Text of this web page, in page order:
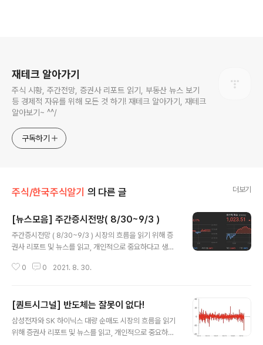
재테크 알아가기
주식 시황, 주간전망, 증권사 리포트 읽기, 부동산 뉴스 보기
등 경제적 자유를 위해 모든 것 하기! 재테크 알아가기, 재테크
알아보기~ ^^/
구독하기
주식/한국주식알기 의 다른 글 더보기
[뉴스모음] 주간증시전망( 8/30~9/3 )
주간증시전망 ( 8/30~9/3 ) 시장의 흐름을 읽기 위해 증
권사 리포트 및 뉴스를 읽고, 개인적으로 중요하다고 생각
책임은 투자자 본인에게 있다! 이번 주 코스피지수는 300
주요 이벤트 월초 주요 경제지표 발표(9/1~3) ISM 제조업
지수, 고용 지표 등 주요 경제지표가 주 후반에 발표될 예
정. 잭 슨홀 미팅이 종료되고 9월말에 FOMC를 앞두고 있
0 0 2021. 8. 30.
[퀀트시그널] 반도체는 잘못이 없다!
삼성전자와 SK 하이닉스 대량 순매도 시장의 흐름을 읽기
위해 증권사 리포트 및 뉴스를 읽고, 개인적으로 중요하다